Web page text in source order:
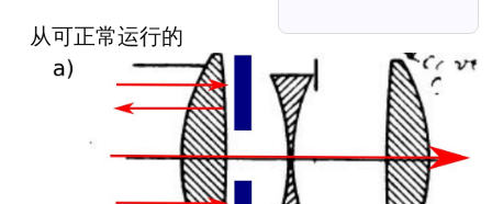
从可正常运行的